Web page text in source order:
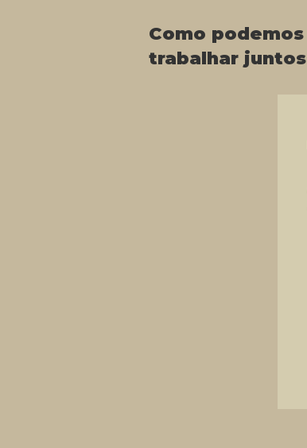
Como podemos
trabalhar juntos